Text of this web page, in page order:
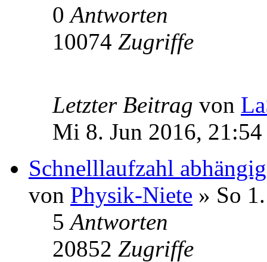
0Antworten
10074 Zugriffe
Letzter Beitrag von
Mi 8. Jun 2016, 21:54
Schnelllaufzahl
von Physik-Niete » So
5Antworten
20852 Zugriffe